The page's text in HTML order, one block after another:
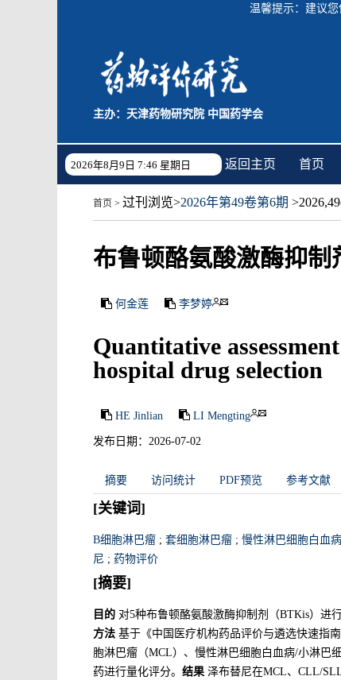
温馨提示：建议您
主办：天津药物研究院 中国药学会
2026年8月9日 7:46 星期日 返回主页 首页
首页 > 过刊浏览>2026年第49卷第6期
布鲁顿酪氨酸激酶抑
何金莲 李梦婷
Quantitative
hospital drug selection
HE Jinlian LI Mengting
发布日期：2026-07-02
摘要 访问统计 PDF预览 参考文献
[关键词]
B细胞淋巴瘤 ; 套细胞淋巴瘤 ; 慢性淋巴细胞白血病
尼 ; 药物评价
[摘要]
目的 对5种布鲁顿酪氨酸激酶抑制剂（BTKis）进
方法 基于《中国医疗机构药品评价与遴选快速指
胞淋巴瘤（MCL）、慢性淋巴细胞白血病/小淋巴
药进行量化评分。 结果 泽布替尼在MCL、CLL/